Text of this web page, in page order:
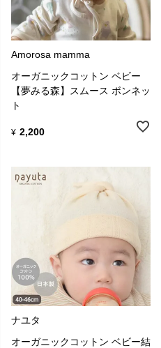
Amorosa mamma
オーガニックコットン ベビー
【夢みる森】スムース ボンネッ
ト
¥ 2,200
ナユタ
オーガニックコットン ベビー結